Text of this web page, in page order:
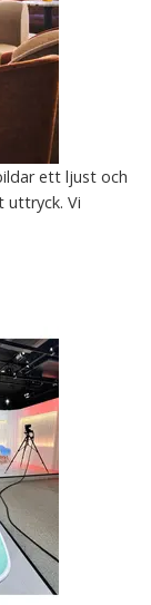
ett ljust och
uttryck. Vi